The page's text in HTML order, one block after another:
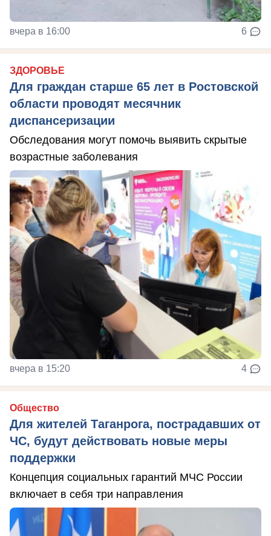
вчера в 16:00 6
ЗДОРОВЬЕ
Для граждан старше 65 лет в Ростовской
области проводят месячник
диспансеризации
Обследования могут помочь выявить скрытые
возрастные заболевания
вчера в 15:20 4
Общество
Для жителей Таганрога, пострадавших от
ЧС, будут действовать новые меры
поддержки
Концепция социальных гарантий МЧС России
включает в себя три направления